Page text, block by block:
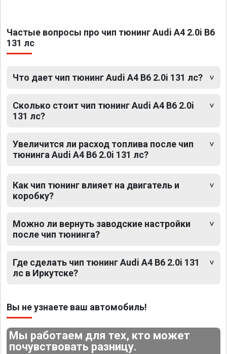
Частые вопросы про чип тюнинг Audi A4 2.0i B6
131 лс
Что дает чип тюнинг Audi A4 B6 2.0i 131 лс?
Сколько стоит чип тюнинг Audi A4 B6 2.0i
131 лс?
Увеличится ли расход топлива после чип
тюнинга Audi A4 B6 2.0i 131 лс?
Как чип тюнинг влияет на двигатель и
коробку?
Можно ли вернуть заводские настройки
после чип тюнинга?
Где сделать чип тюнинг Audi A4 B6 2.0i 131
лс в Иркутске?
Вы не узнаете ваш автомобиль!
Мы работаем для тех, кто может
почувствовать разницу.